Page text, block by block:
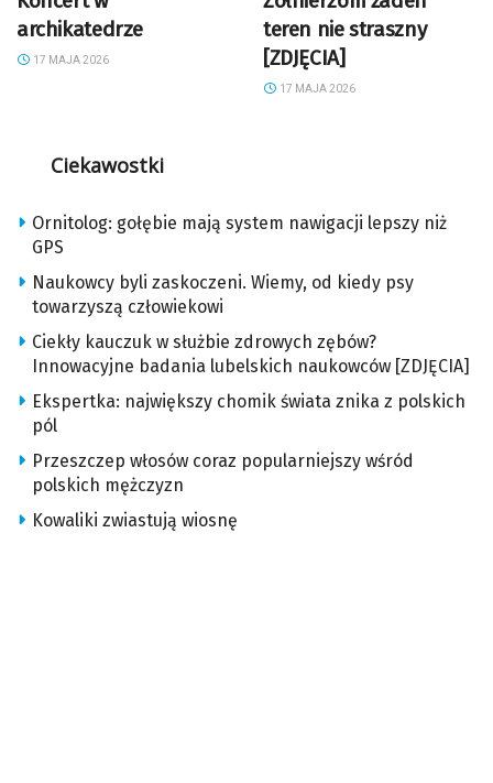
archikatedrze
17 MAJA 2026
teren nie straszny
[ZDJĘCIA]
17 MAJA 2026
Ciekawostki
Ornitolog: gołębie mają system nawigacji lepszy niż
GPS
Naukowcy byli zaskoczeni. Wiemy, od kiedy psy
towarzyszą człowiekowi
Ciekły kauczuk w służbie zdrowych zębów?
Innowacyjne badania lubelskich naukowców [ZDJĘCIA]
Ekspertka: największy chomik świata znika z polskich
pól
Przeszczep włosów coraz popularniejszy wśród
polskich mężczyzn
Kowaliki zwiastują wiosnę